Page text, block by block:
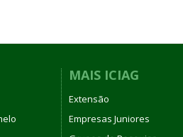
MAIS ICIAG
Extensão
Empresas Juniores